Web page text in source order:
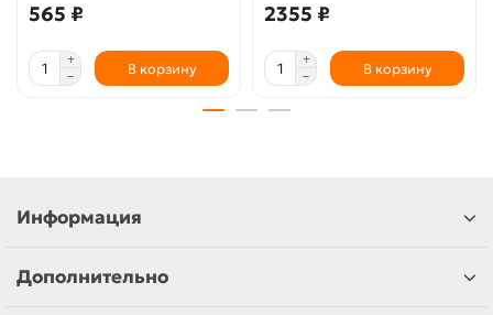
565 ₽
В корзину
2355 ₽
В корзину
Информация
Дополнительно